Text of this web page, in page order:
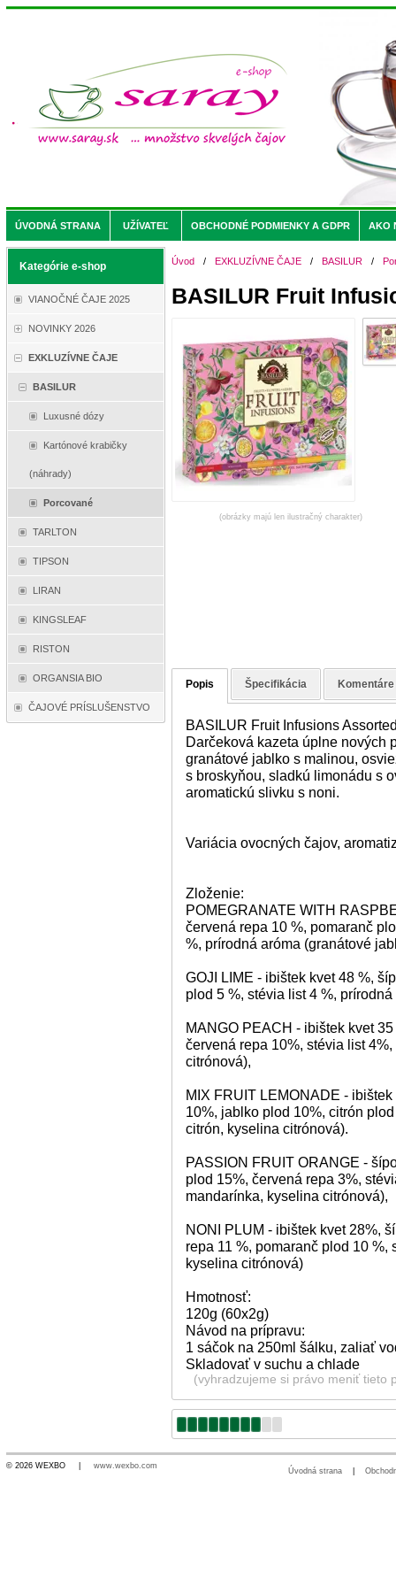
ÚVODNÁ STRANA UŽÍVATEĽ OBCHODNÉ PODMIENKY A GDPR AKO
Kategórie e-shop
VIANOČNÉ ČAJE 2025
NOVINKY 2026
EXKLUZÍVNE ČAJE
BASILUR
Luxusné dózy
Kartónové krabičky
(náhrady)
Porcované
TARLTON
TIPSON
LIRAN
KINGSLEAF
RISTON
ORGANSIA BIO
ČAJOVÉ PRÍSLUŠENSTVO
Úvod / EXKLUZÍVNE ČAJE / BASILUR /
BASILUR Fruit
(obrázky majú len ilustračný charakter)
Popis Špecifikácia Komentáre
BASILUR Fruit Infusions
Darčeková kazeta úplne nových
granátové jablko s malinou,
s broskyňou, sladkú limonádu s
aromatickú slivku s noni.
Variácia ovocných čajov,
Zloženie:
POMEGRANATE WITH
červená repa 10 %, pomaranč
%, prírodná aróma (granátové
GOJI LIME - ibištek kvet 48 %,
plod 5 %, stévia list 4 %,
MANGO PEACH - ibištek kvet
červená repa 10%, stévia list
citrónová),
MIX FRUIT LEMONADE -
10%, jablko plod 10%, citrón
citrón, kyselina citrónová).
PASSION FRUIT ORANGE -
plod 15%, červená repa 3%,
mandarínka, kyselina citrónová),
NONI PLUM - ibištek kvet 28%,
repa 11 %, pomaranč plod 10
kyselina citrónová)
Hmotnosť:
120g (60x2g)
Návod na prípravu:
1 sáčok na 250ml šálku, zaliať
Skladovať v suchu a chlade
(vyhradzujeme si právo meniť tieto
© 2026 WEXBO | www.wexbo.com
Úvodná strana